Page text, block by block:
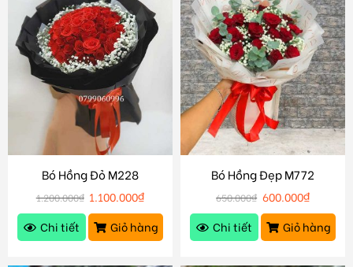
Bó Hồng Đỏ M228
1.200.000₫ 1.100.000₫
Chi tiết
Giỏ hàng
Bó Hồng Đẹp M772
650.000₫ 600.000₫
Chi tiết
Giỏ hàng